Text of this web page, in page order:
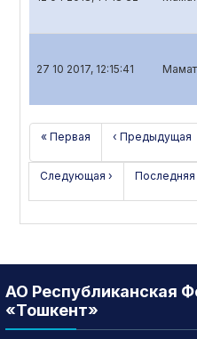
27 10 2017, 12:15:41
« Первая ‹ Предыдущая
Следующая › Последняя
АО Республиканская
«Тошкент»